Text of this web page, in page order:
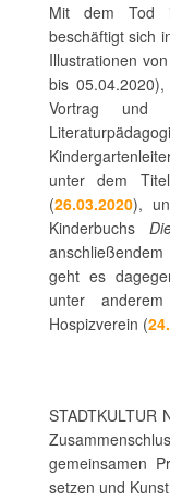
Mit dem Tod
beschäftigt sich
Illustrationen
bis
Vortrag und
unter dem
(26.03.2020),
Kinderbuchs
geht es
unter
Hospizverein (
STADTKULTUR
gemeinsamen
setzen und